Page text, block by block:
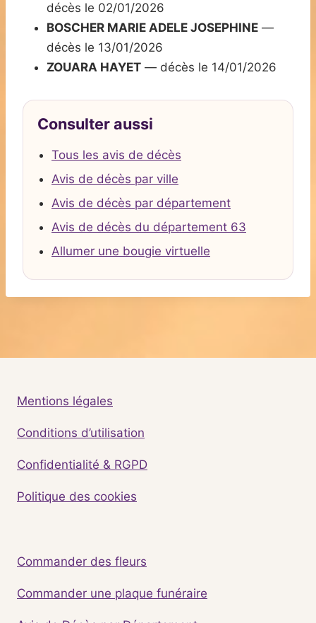
décès le 02/01/2026
BOSCHER MARIE ADELE JOSEPHINE —
décès le 13/01/2026
ZOUARA HAYET — décès le 14/01/2026
Consulter aussi
Tous les avis de décès
Avis de décès par ville
Avis de décès par département
Avis de décès du département 63
Allumer une bougie virtuelle
Mentions légales
Conditions d’utilisation
Confidentialité & RGPD
Politique des cookies
Commander des fleurs
Commander une plaque funéraire